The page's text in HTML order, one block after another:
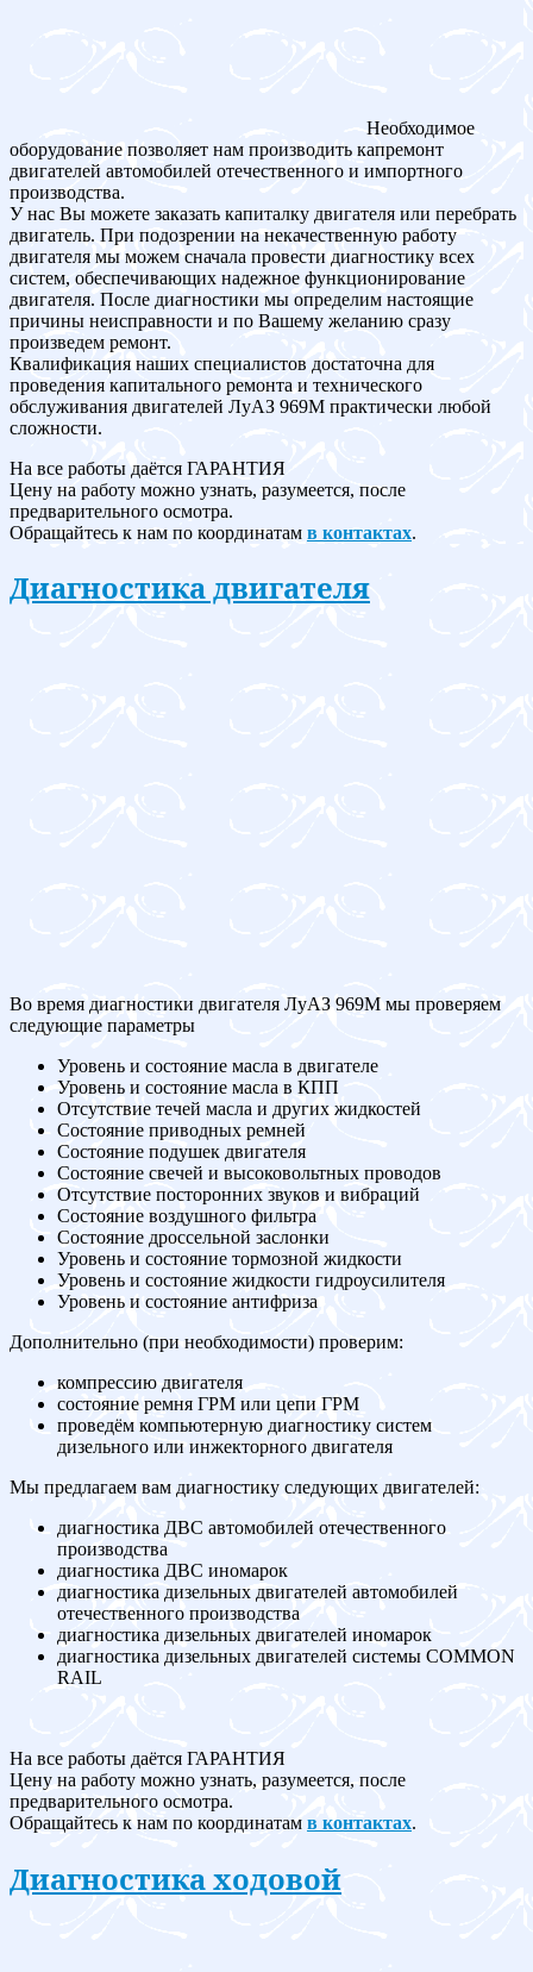
Необходимое
оборудование позволяет нам производить капремонт
двигателей автомобилей отечественного и импортного
производства.
У нас Вы можете заказать капиталку двигателя или перебрать
двигатель. При подозрении на некачественную работу
двигателя мы можем сначала провести диагностику всех
систем, обеспечивающих надежное функционирование
двигателя. После диагностики мы определим настоящие
причины неисправности и по Вашему желанию сразу
произведем ремонт.
Квалификация наших специалистов достаточна для
проведения капитального ремонта и технического
обслуживания двигателей ЛуАЗ 969M практически любой
сложности.
На все работы даётся ГАРАНТИЯ
Цену на работу можно узнать, разумеется, после
предварительного осмотра.
Обращайтесь к нам по координатам в контактах.
Диагностика двигателя
Во время диагностики двигателя ЛуАЗ 969M мы проверяем
следующие параметры
Уровень и состояние масла в двигателе
Уровень и состояние масла в КПП
Отсутствие течей масла и других жидкостей
Состояние приводных ремней
Состояние подушек двигателя
Состояние свечей и высоковольтных проводов
Отсутствие посторонних звуков и вибраций
Состояние воздушного фильтра
Состояние дроссельной заслонки
Уровень и состояние тормозной жидкости
Уровень и состояние жидкости гидроусилителя
Уровень и состояние антифриза
Дополнительно (при необходимости) проверим:
компрессию двигателя
состояние ремня ГРМ или цепи ГРМ
проведём компьютерную диагностику систем
дизельного или инжекторного двигателя
Мы предлагаем вам диагностику следующих двигателей:
диагностика ДВС автомобилей отечественного
производства
диагностика ДВС иномарок
диагностика дизельных двигателей автомобилей
отечественного производства
диагностика дизельных двигателей иномарок
диагностика дизельных двигателей системы COMMON
RAIL
На все работы даётся ГАРАНТИЯ
Цену на работу можно узнать, разумеется, после
предварительного осмотра.
Обращайтесь к нам по координатам в контактах.
Диагностика ходовой